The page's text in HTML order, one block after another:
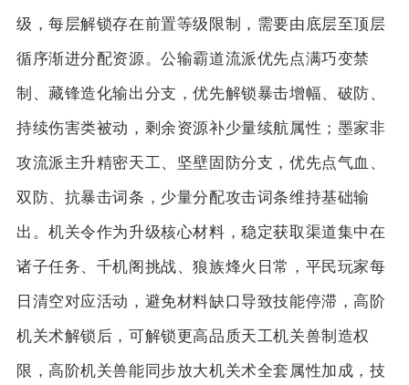
级，每层解锁存在前置等级限制，需要由底层至顶层
循序渐进分配资源。公输霸道流派优先点满巧变禁
制、藏锋造化输出分支，优先解锁暴击增幅、破防、
持续伤害类被动，剩余资源补少量续航属性；墨家非
攻流派主升精密天工、坚壁固防分支，优先点气血、
双防、抗暴击词条，少量分配攻击词条维持基础输
出。机关令作为升级核心材料，稳定获取渠道集中在
诸子任务、千机阁挑战、狼族烽火日常，平民玩家每
日清空对应活动，避免材料缺口导致技能停滞，高阶
机关术解锁后，可解锁更高品质天工机关兽制造权
限，高阶机关兽能同步放大机关术全套属性加成，技